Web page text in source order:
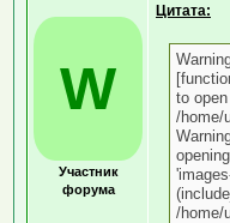
W
Участник
форума
Цитата:
to
/home/
opening
/home/